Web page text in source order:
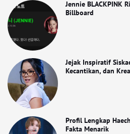
Jennie BLACKPINK
Billboard
Jejak Inspiratif
Kecantikan, dan
Profil Lengkap
Fakta Menarik